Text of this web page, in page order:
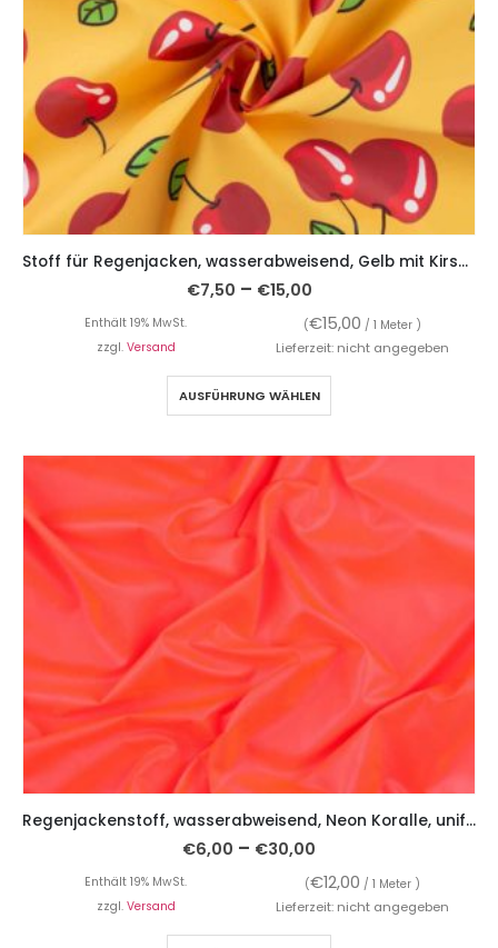
Stoff für Regenjacken, wasserabweisend, Gelb mit Kirschen
€7,50 – €15,00
Enthält 19% MwSt. (€15,00 / 1 Meter )
zzgl. Versand Lieferzeit: nicht angegeben
AUSFÜHRUNG WÄHLEN
Regenjackenstoff, wasserabweisend, Neon Koralle, unifarben
€6,00 – €30,00
Enthält 19% MwSt. (€12,00 / 1 Meter )
zzgl. Versand Lieferzeit: nicht angegeben